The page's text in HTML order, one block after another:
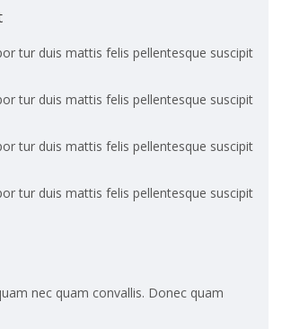
tur duis mattis felis pellentesque suscipit
tur duis mattis felis pellentesque suscipit
tur duis mattis felis pellentesque suscipit
tur duis mattis felis pellentesque suscipit
nec quam convallis. Donec quam